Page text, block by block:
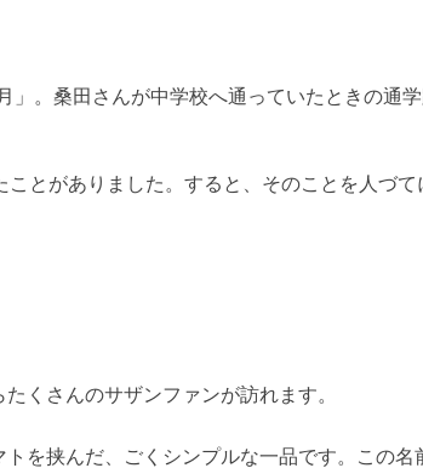
。桑田さんが中学校へ通っていたときの通
とがありました。すると、そのことを人づ
くさんのサザンファンが訪れます。
を挟んだ、ごくシンプルな一品です。この名